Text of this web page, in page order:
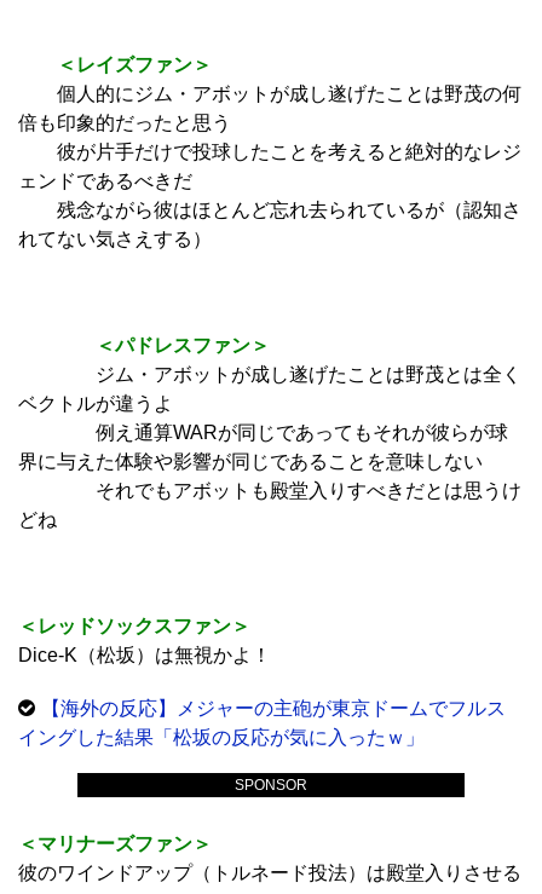
SPONSOR
＜レイズファン＞
個人的にジム・アボットが成し遂げたことは野茂の何
倍も印象的だったと思う
彼が片手だけで投球したことを考えると絶対的なレジ
ェンドであるべきだ
残念ながら彼はほとんど忘れ去られているが（認知さ
れてない気さえする）
＜パドレスファン＞
ジム・アボットが成し遂げたことは野茂とは全く
ベクトルが違うよ
例え通算WARが同じであってもそれが彼らが球
界に与えた体験や影響が同じであることを意味しない
それでもアボットも殿堂入りすべきだとは思うけ
どね
＜レッドソックスファン＞
Dice-K（松坂）は無視かよ！
【海外の反応】メジャーの主砲が東京ドームでフルス
イングした結果「松坂の反応が気に入ったｗ」
＜マリナーズファン＞
彼のワインドアップ（トルネード投法）は殿堂入りさせる